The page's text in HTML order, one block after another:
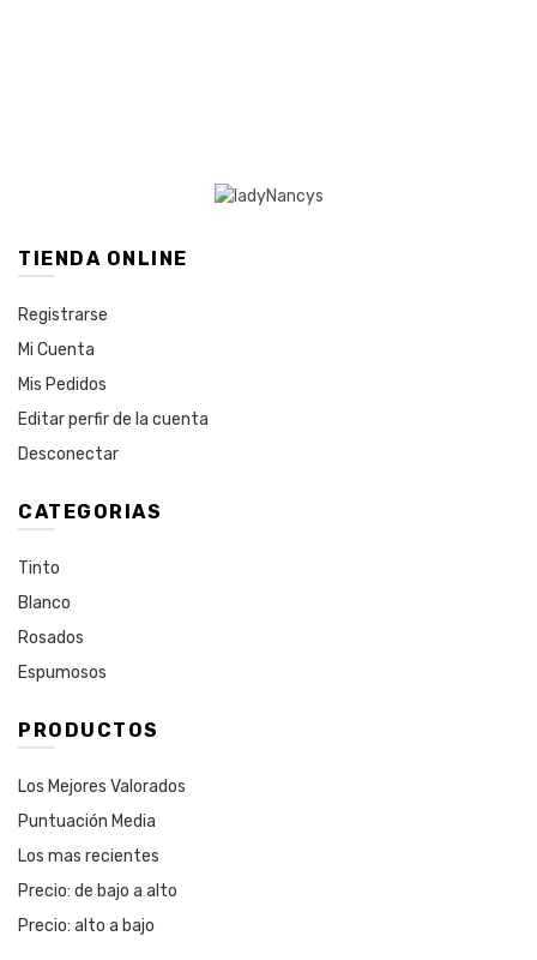
TIENDA ONLINE
Registrarse
Mi Cuenta
Mis Pedidos
Editar perfir de la cuenta
Desconectar
CATEGORIAS
Tinto
Blanco
Rosados
Espumosos
PRODUCTOS
Los Mejores Valorados
Puntuación Media
Los mas recientes
Precio: de bajo a alto
Precio: alto a bajo